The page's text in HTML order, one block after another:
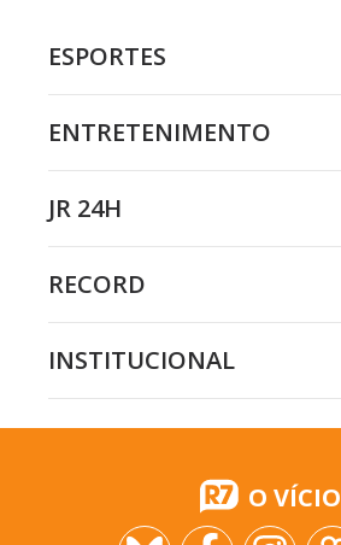
ESPORTES
ENTRETENIMENTO
JR 24H
RECORD
INSTITUCIONAL
O VÍCIO